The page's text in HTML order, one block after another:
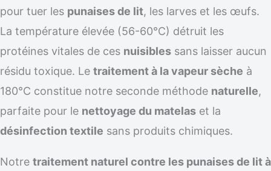
pour tuer les punaises de lit, les larves et les œufs.
La température élevée (56-60°C) détruit les
protéines vitales de ces nuisibles sans laisser aucun
résidu toxique. Le traitement à la vapeur sèche à
180°C constitue notre seconde méthode naturelle,
parfaite pour le nettoyage du matelas et la
désinfection textile sans produits chimiques.
Notre traitement naturel contre les punaises de lit à